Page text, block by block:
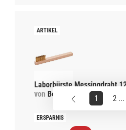
Laborbürste Messingdraht
von Becht 1 2 ...